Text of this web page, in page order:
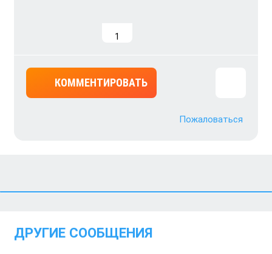
1
КОММЕНТИРОВАТЬ
Пожаловаться
ДРУГИЕ СООБЩЕНИЯ